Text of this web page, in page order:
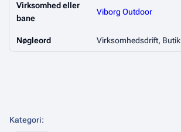
Virksomhed eller
bane
Viborg Outdoor
Nøgleord Virksomhedsdrift, Butik
Kategori: